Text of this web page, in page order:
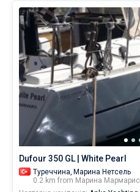
Dufour 350 GL | White Pearl
Туреччина, Марина Нетсель
0.2 km from Марина Мармарис